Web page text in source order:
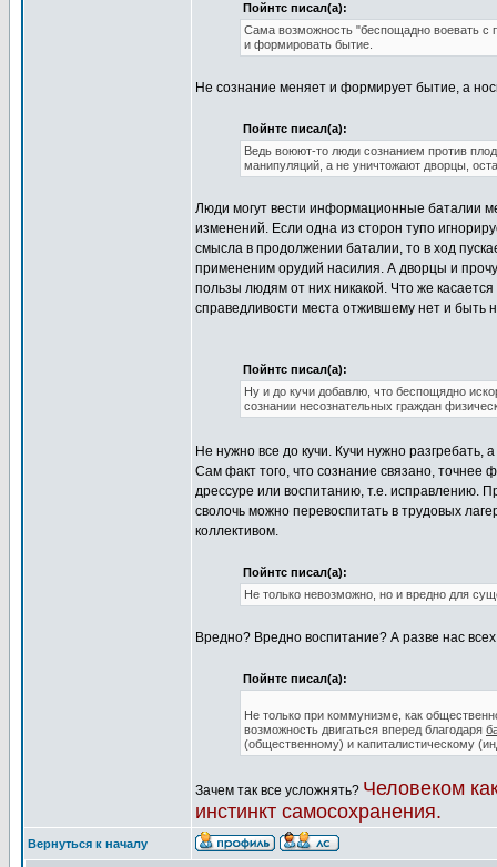
Пойнтс писал(а):
Сама возможность "беспощадно воевать с
и формировать бытие.
Не сознание меняет и формирует бытие, а
Пойнтс писал(а):
Ведь воюют-то люди сознанием против
манипуляций, а не уничтожают дворцы,
Люди могут вести информационные баталии
изменений. Если одна из сторон тупо
смысла в продолжении баталии, то в ход
примененим орудий насилия. А дворцы и
пользы людям от них никакой. Что же
справедливости места отжившему нет и быть
Пойнтс писал(а):
Ну и до кучи добавлю, что беспощядно
сознании несознательных граждан
Не нужно все до кучи. Кучи нужно разгребать,
Сам факт того, что сознание связано, точнее
дрессуре или воспитанию, т.е. исправлению.
сволочь можно перевоспитать в трудовых
коллективом.
Пойнтс писал(а):
Не только невозможно, но и вредно для
Вредно? Вредно воспитание? А разве нас
Пойнтс писал(а):
Не только при коммунизме, как
возможность двигаться вперед благодаря
(общественному) и капиталистическому
Зачем так все усложнять? Человеком
инстинкт самосохранения.
Вернуться к началу